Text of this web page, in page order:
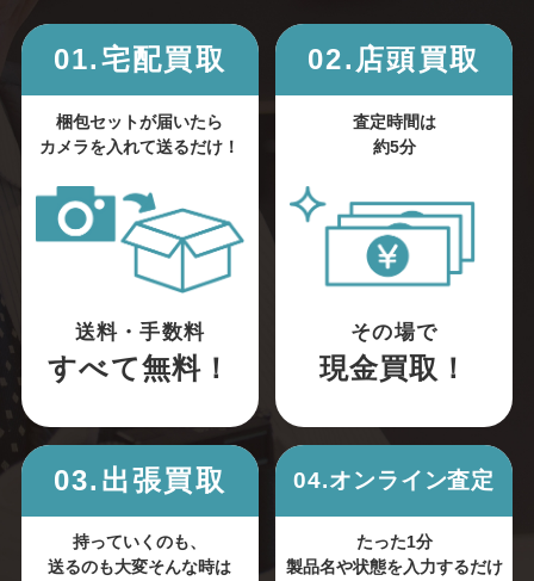
01.宅配買取
梱包セットが届いたら
カメラを入れて送るだけ！
送料・手数料
すべて無料！
02.店頭買取
査定時間は
約5分
その場で
現金買取！
03.出張買取
持っていくのも、
送るのも大変そんな時は
04.オンライン査定
たった1分
製品名や状態を入力するだけ